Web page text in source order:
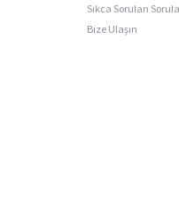
Sıkca Sorulan
Bize Ulaşın